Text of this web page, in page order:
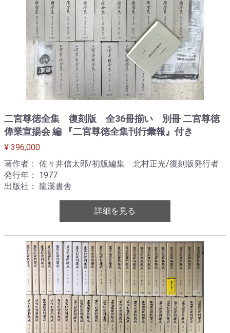
二宮尊徳全集 復刻版 全36冊揃い 別冊 二宮尊徳
偉業宣揚会 編 『二宮尊徳全集刊行彙報』付き
¥ 396,000
著作者： 佐々井信太郎/初版編集 北村正光/復刻版発行者
発行年： 1977
出版社： 龍溪書舎
詳細を見る